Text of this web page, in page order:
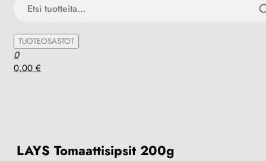
content
TUOTEOSASTOT
0
0,00 €
LAYS Tomaattisipsit 200g